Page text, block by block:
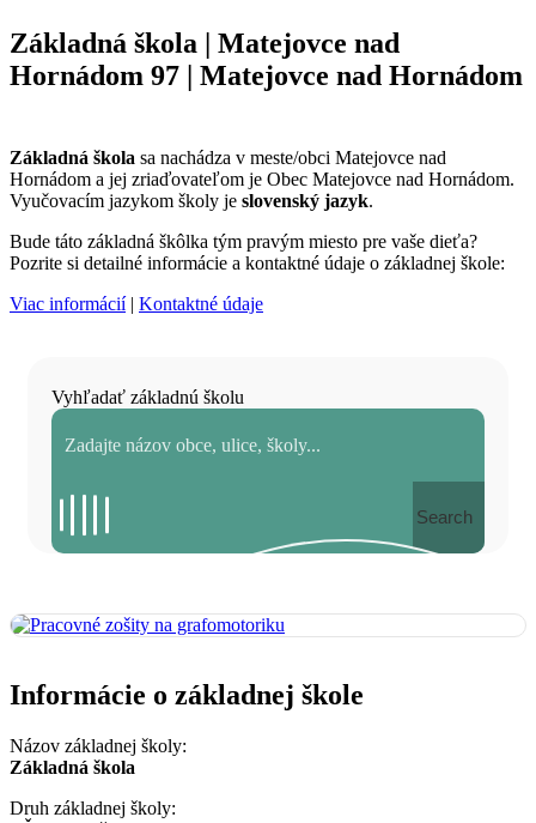
Základná škola | Matejovce nad
Hornádom 97 | Matejovce nad Hornádom
Základná škola sa nachádza v meste/obci Matejovce nad
Hornádom a jej zriaďovateľom je Obec Matejovce nad Hornádom.
Vyučovacím jazykom školy je slovenský jazyk.
Bude táto základná škôlka tým pravým miesto pre vaše dieťa?
Pozrite si detailné informácie a kontaktné údaje o základnej škole:
Viac informácií| Kontaktné údaje
Vyhľadať základnú školu
Search
Informácie o základnej škole
Názov základnej školy:
Základná škola
Druh základnej školy: